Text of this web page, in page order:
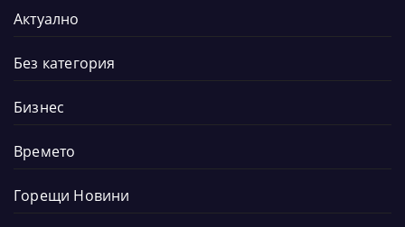
Актуално
Без категория
Бизнес
Времето
Горещи Новини